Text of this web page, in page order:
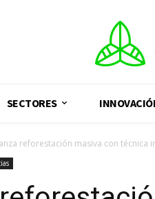
SECTORES
reforestación masiva con técnica